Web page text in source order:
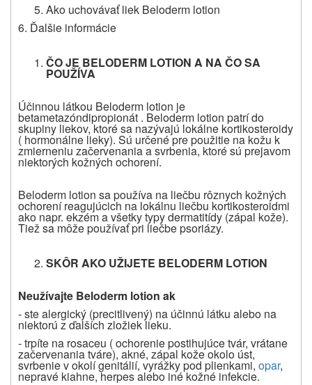
Ako uchovávať liek Beloderm lotion
6. Ďalšie informácie
ČO JE BELODERM LOTION A NA ČO SA
POUŽÍVA
Účinnou látkou Beloderm lotion je
betametazóndipropionát . Beloderm lotion patrí do
skupiny liekov, ktoré sa nazývajú lokálne kortikosteroidy
( hormonálne lieky). Sú určené pre použitie na kožu k
zmierneniu začervenania a svrbenia, ktoré sú prejavom
niektorých kožných ochorení.
Beloderm lotion sa používa na liečbu rôznych kožných
ochorení reagujúcich na lokálnu liečbu kortikosteroidmi
ako napr. ekzém a všetky typy dermatitídy (zápal kože).
Tiež sa môže používať pri liečbe psoriázy.
SKÔR AKO UŽIJETE BELODERM LOTION
Neužívajte Beloderm lotion ak
- ste alergický (precitlivený) na účinnú látku alebo na
niektorú z ďalších zložiek lieku.
- trpíte na rosaceu ( ochorenie postihujúce tvár, vrátane
začervenania tváre), akné, zápal kože okolo úst,
svrbenie v okolí genitálií, vyrážky pod plienkami, opar,
nepravé kiahne, herpes alebo iné kožné infekcie.